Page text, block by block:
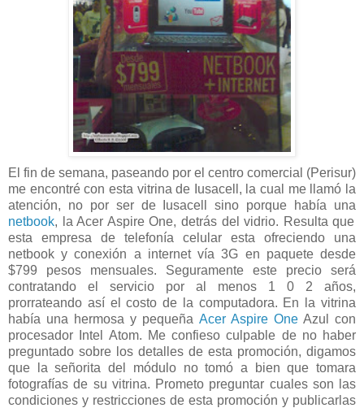
El fin de semana, paseando por el centro comercial (Perisur)
me encontré con esta vitrina de Iusacell, la cual me llamó la
atención, no por ser de Iusacell sino porque había una
netbook, la Acer Aspire One, detrás del vidrio. Resulta que
esta empresa de telefonía celular esta ofreciendo una
netbook y conexión a internet vía 3G en paquete desde
$799 pesos mensuales. Seguramente este precio será
contratando el servicio por al menos 1 0 2 años,
prorrateando así el costo de la computadora. En la vitrina
había una hermosa y pequeña Acer Aspire OneAzul con
procesador Intel Atom. Me confieso culpable de no haber
preguntado sobre los detalles de esta promoción, digamos
que la señorita del módulo no tomó a bien que tomara
fotografías de su vitrina. Prometo preguntar cuales son las
condiciones y restricciones de esta promoción y publicarlas